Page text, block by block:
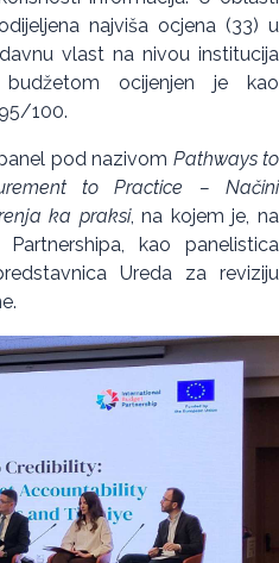
najviša ocjena (33) u
vlast na nivou institucija
ocijenjen je kao
100.
pod nazivom Pathways to
to Practice – Načini
ka praksi, na kojem je, na
kao panelistica
Ureda za reviziju